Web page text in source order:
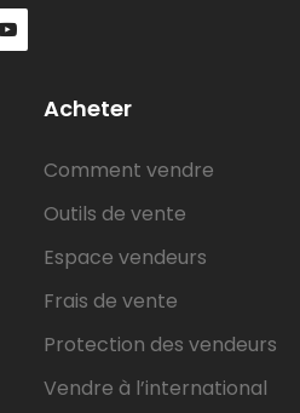
Acheter
Comment vendre
Outils de vente
Espace vendeurs
Frais de vente
Protection des vendeurs
Vendre à l’international